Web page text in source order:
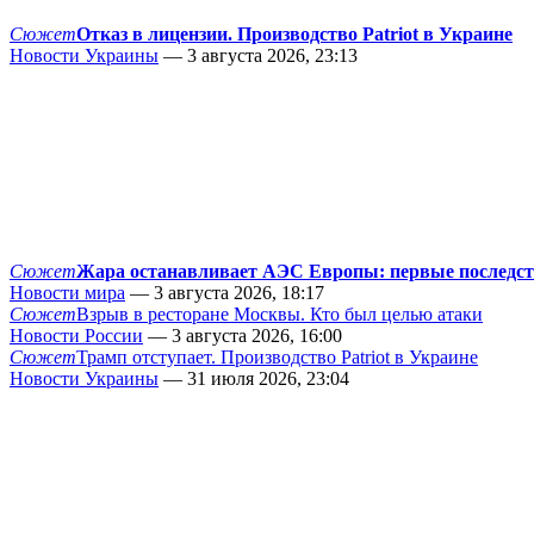
СюжетОтказ в лицензии. Производство Patriot в Украине
Новости Украины — 3 августа 2026, 23:13
СюжетЖара останавливает АЭС Европы: первые
Новости мира — 3 августа 2026, 18:17
СюжетВзрыв в ресторане Москвы. Кто был целью атаки
Новости России — 3 августа 2026, 16:00
СюжетТрамп отступает. Производство Patriot в Украине
Новости Украины — 31 июля 2026, 23:04